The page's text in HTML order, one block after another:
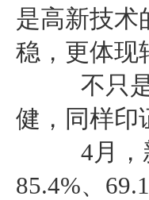
是高新技术
稳，更体现
不只是
健，同样印
4月，新
85.4%、